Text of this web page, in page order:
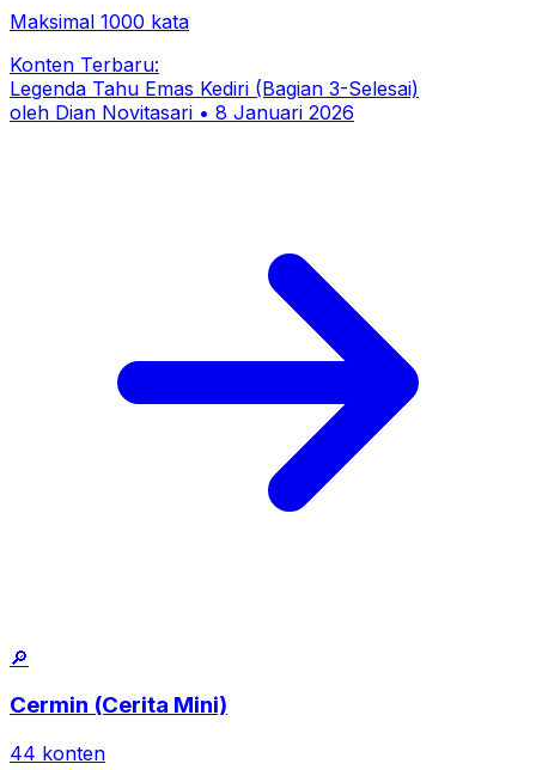
Maksimal 1000 kata
Konten Terbaru:
Legenda Tahu Emas Kediri (Bagian 3-Selesai)
oleh Dian Novitasari • 8 Januari 2026
🔎
Cermin (Cerita Mini)
44 konten